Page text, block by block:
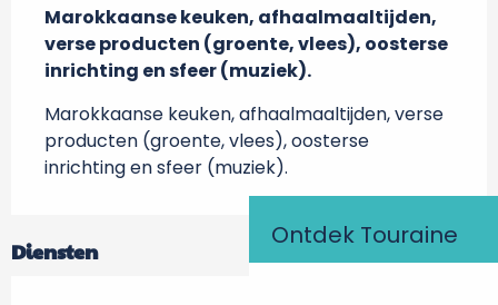
Ontdek Touraine
Marokkaanse keuken, afhaalmaaltijden,
verse producten (groente, vlees), oosterse
inrichting en sfeer (muziek).
Marokkaanse keuken, afhaalmaaltijden, verse
producten (groente, vlees), oosterse
inrichting en sfeer (muziek).
Diensten